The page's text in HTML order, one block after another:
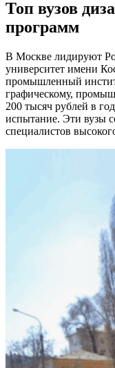
Топ вузов
программ
В Москве лидируют
университет имени
промышленный
графическому,
200 тысяч рублей в
испытание. Эти вузы
специалистов